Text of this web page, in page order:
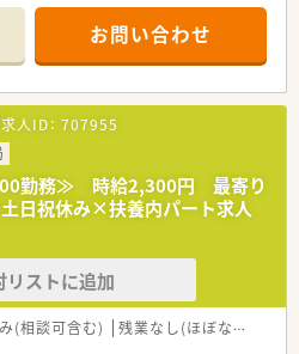
ます。
位の地域医療の充実を目指し、地道な
った
てるための更なる努力を続けておりま
お問い合わせ
人ID： 707955
勤務≫ 時給2,300円 最寄り
日祝休み×扶養内パート求人
リストに追加
(相談可含む) 残業なし(ほぼなし含む)